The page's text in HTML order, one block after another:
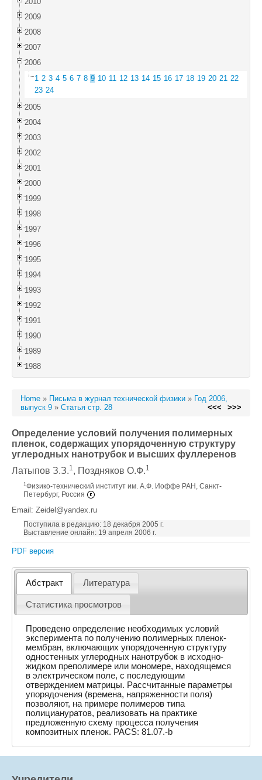
2009
2008
2007
2006
1 2 3 4 5 6 7 8 9 10 11 12 13 14 15 16 17 18 19 20 21 22
23 24
2005
2004
2003
2002
2001
2000
1999
1998
1997
1996
1995
1994
1993
1992
1991
1990
1989
1988
Home » Письма в журнал технической физики » Год 2006,
выпуск 9 » Статья стр. 28 <<< >>>
Определение условий получения полимерных
пленок, содержащих упорядоченную структуру
углеродных нанотрубок и высших фуллеренов
Латыпов З.З.1, Поздняков О.Ф.1
1 Физико-технический институт им. А.Ф. Иоффе РАН, Санкт-
Петербург, Россия
Email: Zeidel@yandex.ru
Поступила в редакцию: 18 декабря 2005 г.
Выставление онлайн: 19 апреля 2006 г.
PDF версия
Абстракт Литература
Статистика просмотров
Проведено определение необходимых условий
эксперимента по получению полимерных пленок-
мембран, включающих упорядоченную структуру
одностенных углеродных нанотрубок в исходно-
жидком преполимере или мономере, находящемся
в электрическом поле, с последующим
отверждением матрицы. Рассчитанные параметры
упорядочения (времена, напряженности поля)
позволяют, на примере полимеров типа
полициануратов, реализовать на практике
предложенную схему процесса получения
композитных пленок. PACS: 81.07.-b